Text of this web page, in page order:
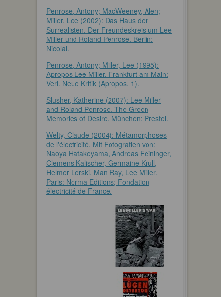
Penrose, Antony; MacWeeney, Alen;
Miller, Lee (2002): Das Haus der
Surrealisten. Der Freundeskreis um Lee
Miller und Roland Penrose. Berlin:
Nicolai.
Penrose, Antony; Miller, Lee (1995):
Apropos Lee Miller. Frankfurt am Main:
Verl. Neue Kritik (Apropos, 1).
Slusher, Katherine (2007): Lee Miller
and Roland Penrose. The Green
Memories of Desire. München: Prestel.
Welty, Claude (2004): Métamorphoses
de l'électricité. Mit Fotografien von:
Naoya Hatakeyama, Andreas Feininger,
Clemens Kalischer, Germaine Krull,
Helmer Lerski, Man Ray, Lee Miller.
Paris: Norma Editions; Fondation
électricité de France.